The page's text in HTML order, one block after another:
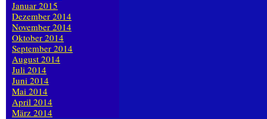
Januar 2015
Dezember 2014
November 2014
Oktober 2014
September 2014
August 2014
Juli 2014
Juni 2014
Mai 2014
April 2014
März 2014